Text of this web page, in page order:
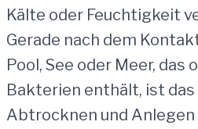
Kälte oder Feuchtigkeit
Gerade nach dem
Pool, See oder Meer, das
Bakterien enthält, ist
Abtrocknen und